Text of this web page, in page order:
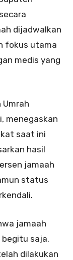
dijadwalkan
fokus utama
medis yang
Umrah
menegaskan
saat ini
hasil
jamaah
status
jamaah
saja.
dilakukan